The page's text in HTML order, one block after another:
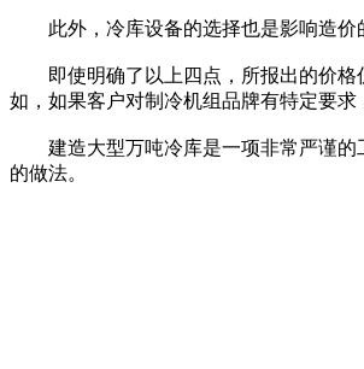
此外，冷库设备的选择也是影响造价
即使明确了以上四点，所报出的价格
如，如果客户对制冷机组品牌有特定要求
建造大型万吨冷库是一项非常严谨的
的做法。